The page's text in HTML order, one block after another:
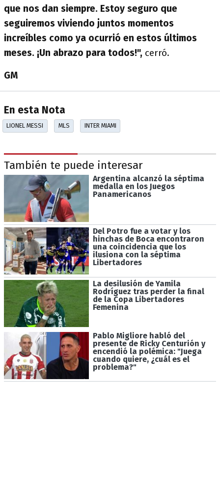
que nos dan siempre. Estoy seguro que
seguiremos viviendo juntos momentos
increíbles como ya ocurrió en estos últimos
meses. ¡Un abrazo para todos!", cerró.
GM
En esta Nota
LIONEL MESSI MLS INTER MIAMI
También te puede interesar
Argentina alcanzó la séptima
medalla en los Juegos
Panamericanos
Del Potro fue a votar y los
hinchas de Boca encontraron
una coincidencia que los
ilusiona con la séptima
Libertadores
La desilusión de Yamila
Rodríguez tras perder la final
de la Copa Libertadores
Femenina
Pablo Migliore habló del
presente de Ricky Centurión y
encendió la polémica: "Juega
cuando quiere, ¿cuál es el
problema?"